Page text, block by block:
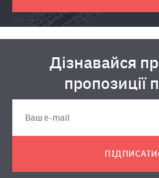
Дізнавайся
пропозиції